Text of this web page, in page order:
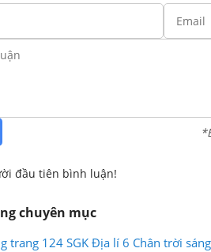
đầu tiên bình luận!
chuyên mục
trang 124 SGK Địa lí 6 Chân trời